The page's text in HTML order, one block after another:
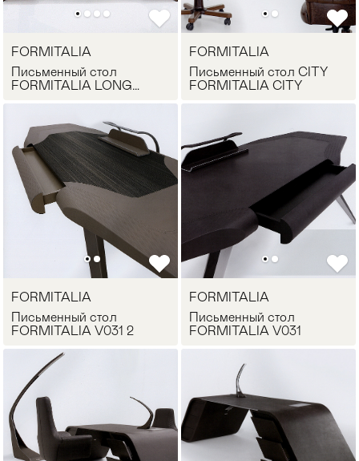
FORMITALIA
Письменный стол
FORMITALIA LONG
FORMITALIA
Письменный стол CITY
FORMITALIA CITY
FORMITALIA
Письменный стол
FORMITALIA V031 2
FORMITALIA
Письменный стол
FORMITALIA V031